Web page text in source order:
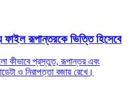
ফাইল রূপান্তরকে ভিত্তি হিসেবে
কীভাবে প্রস্তুত, রূপান্তর এবং
ও নিরাপত্তা বজায় রেখে।